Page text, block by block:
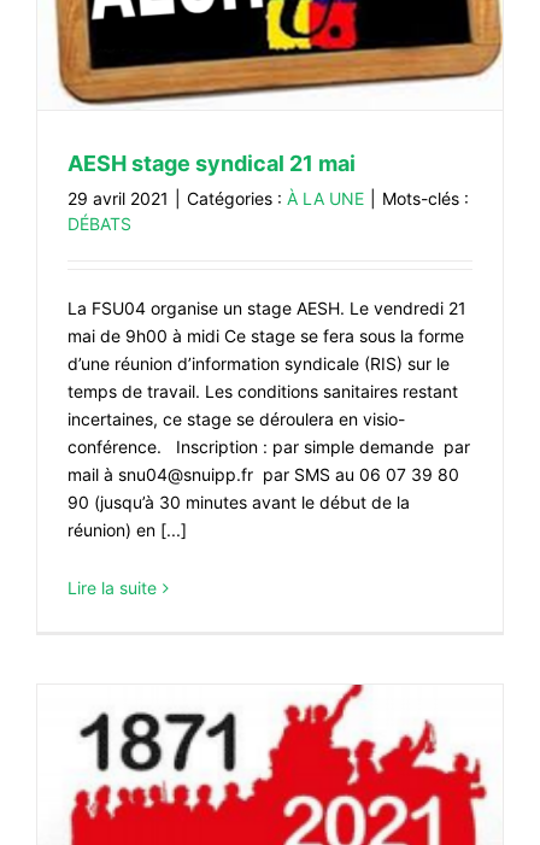
#VOS ÉLUES
#FORMATION
#ÉLECTIONS
#MÉDIAS
#ARCHIVES
AESH stage syndical 21 mai
29 avril 2021 Catégories : À LA UNE
Mots-clés :
DÉBATS
La FSU04 organise un stage AESH. Le vendredi 21
mai de 9h00 à midi Ce stage se fera sous la forme
d’une réunion d’information syndicale (RIS) sur le
temps de travail. Les conditions sanitaires restant
incertaines, ce stage se déroulera en visio-
conférence. Inscription : par simple demande par
mail à snu04@snuipp.fr par SMS au 06 07 39 80
90 (jusqu’à 30 minutes avant le début de la
réunion) en [...]
Lire la suite